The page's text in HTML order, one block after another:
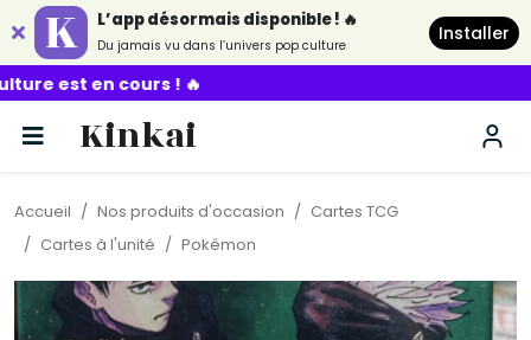
L’app désormais disponible ! 🔥
Du jamais vu dans l’univers pop culture
Installer
! 🔥
Kinkai
Accueil Nos produits d'occasion
Cartes TCG
Cartes à l'unité
Pokémon